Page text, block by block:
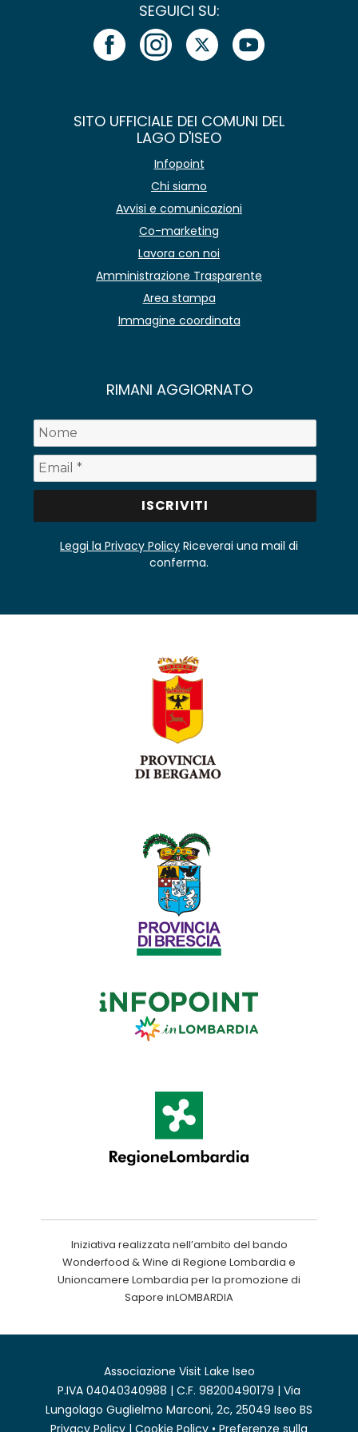
SEGUICI SU:
SITO UFFICIALE DEI COMUNI DEL
LAGO D'ISEO
Infopoint
Chi siamo
Avvisi e comunicazioni
Co-marketing
Lavora con noi
Amministrazione Trasparente
Area stampa
Immagine coordinata
RIMANI AGGIORNATO
Leggi la Privacy Policy Riceverai una mail di
conferma.
Iniziativa realizzata nell’ambito del bando
Wonderfood & Wine di Regione Lombardia e
Unioncamere Lombardia per la promozione di
Sapore inLOMBARDIA
Associazione Visit Lake Iseo
P.IVA 04040340988 | C.F. 98200490179 | Via
Lungolago Guglielmo Marconi, 2c, 25049 Iseo BS